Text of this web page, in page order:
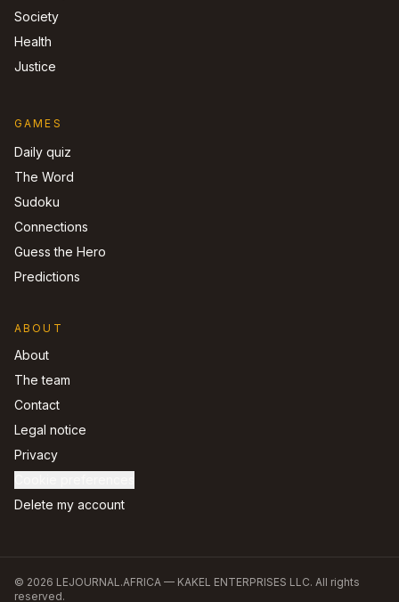
Society
Health
Justice
GAMES
Daily quiz
The Word
Sudoku
Connections
Guess the Hero
Predictions
ABOUT
About
The team
Contact
Legal notice
Privacy
Delete my account
© 2026 LEJOURNAL.AFRICA — KAKEL ENTERPRISES LLC. All rights
reserved.